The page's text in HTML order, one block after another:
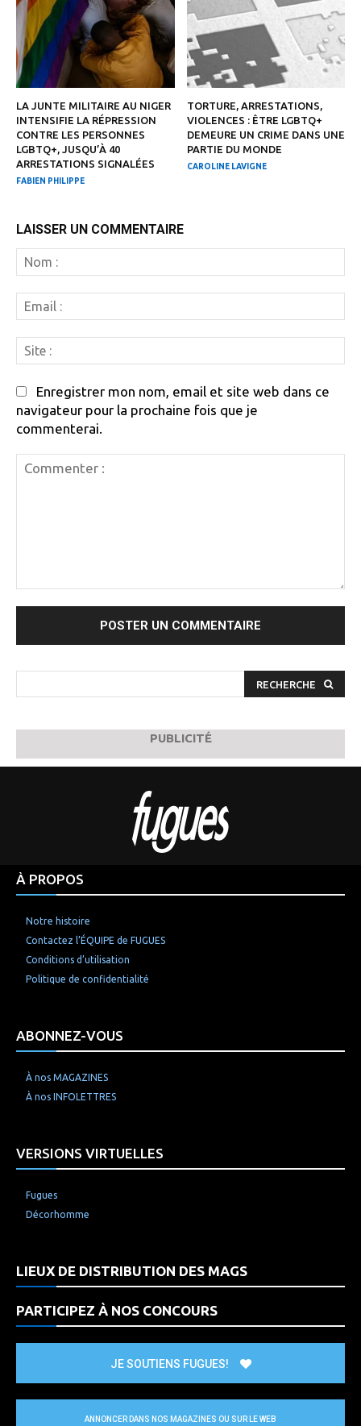
LA JUNTE MILITAIRE AU NIGER
INTENSIFIE LA RÉPRESSION
CONTRE LES PERSONNES
LGBTQ+, JUSQU’À 40
ARRESTATIONS SIGNALÉES
FABIEN PHILIPPE
TORTURE, ARRESTATIONS,
VIOLENCES : ÊTRE LGBTQ+
DEMEURE UN CRIME DANS UNE
PARTIE DU MONDE
CAROLINE LAVIGNE
LAISSER UN COMMENTAIRE
:
:
:
Enregistrer mon nom, email et site web dans ce
navigateur pour la prochaine fois que je
commenterai.
RECHERCHE
PUBLICITÉ
À PROPOS
Notre histoire
Contactez l’ÉQUIPE de FUGUES
Conditions d’utilisation
Politique de confidentialité
ABONNEZ-VOUS
À nos MAGAZINES
À nos INFOLETTRES
VERSIONS VIRTUELLES
Fugues
Décorhomme
LIEUX DE DISTRIBUTION DES MAGS
PARTICIPEZ À NOS CONCOURS
JE SOUTIENS FUGUES!
ANNONCER DANS NOS MAGAZINES OU SUR LE WEB